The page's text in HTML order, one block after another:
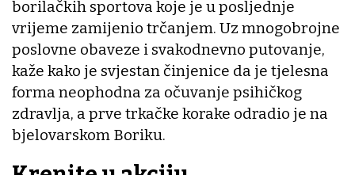
borilačkih sportova koje je u posljednje
vrijeme zamijenio trčanjem. Uz mnogobrojne
poslovne obaveze i svakodnevno putovanje,
kaže kako je svjestan činjenice da je tjelesna
forma neophodna za očuvanje psihičkog
zdravlja, a prve trkačke korake odradio je na
bjelovarskom Boriku.